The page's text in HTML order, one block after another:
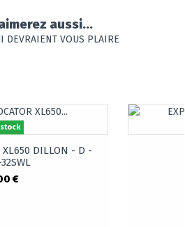
aussi...
DEVRAIENT VOUS PLAIRE
stock
XL650 DILLON - D -
€